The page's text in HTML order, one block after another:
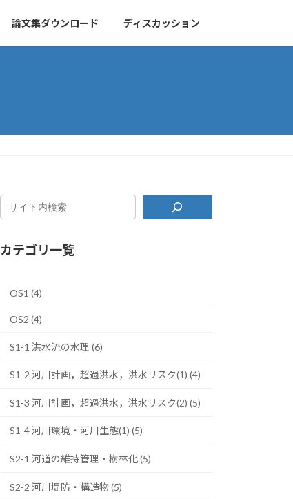
論文集ダウンロード ディスカッション
カテゴリ一覧
OS1 (4)
OS2 (4)
S1-1 洪水流の水理 (6)
S1-2 河川計画，超過洪水，洪水リスク(1) (4)
S1-3 河川計画，超過洪水，洪水リスク(2) (5)
S1-4 河川環境・河川生態(1) (5)
S2-1 河道の維持管理・樹林化 (5)
S2-2 河川堤防・構造物 (5)